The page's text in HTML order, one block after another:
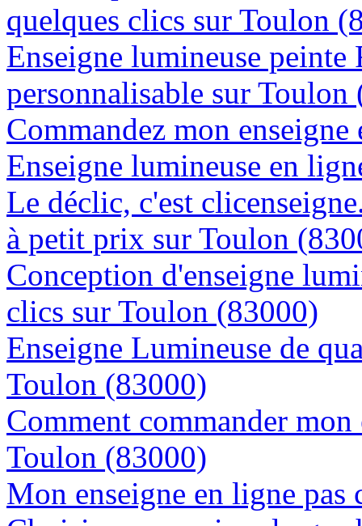
quelques clics sur Toulon
Enseigne lumineuse
personnalisable sur Toulon
Commandez mon
Enseigne lumineuse en
Le déclic, c'est
à petit prix sur Toulon
Conception d'enseigne
clics sur Toulon (83000)
Enseigne Lumineuse de
Toulon (83000)
Comment commander
Toulon (83000)
Mon enseigne en ligne